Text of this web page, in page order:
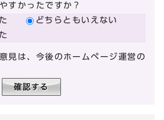
すかったですか？
どちらともいえない
見は、今後のホームページ運営の